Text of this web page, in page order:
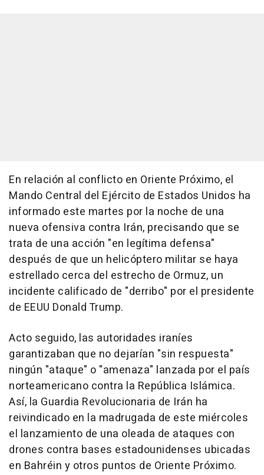
En relación al conflicto en Oriente Próximo, el
Mando Central del Ejército de Estados Unidos ha
informado este martes por la noche de una
nueva ofensiva contra Irán, precisando que se
trata de una acción "en legítima defensa"
después de que un helicóptero militar se haya
estrellado cerca del estrecho de Ormuz, un
incidente calificado de "derribo" por el presidente
de EEUU Donald Trump.
Acto seguido, las autoridades iraníes
garantizaban que no dejarían "sin respuesta"
ningún "ataque" o "amenaza" lanzada por el país
norteamericano contra la República Islámica.
Así, la Guardia Revolucionaria de Irán ha
reivindicado en la madrugada de este miércoles
el lanzamiento de una oleada de ataques con
drones contra bases estadounidenses ubicadas
en Bahréin y otros puntos de Oriente Próximo.